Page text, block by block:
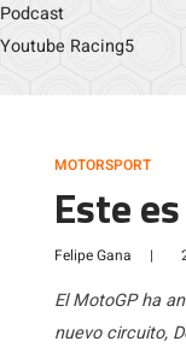
Podcast
Youtube Racing5
MOTORSPORT
Este
Felipe Gana |
El MotoGP ha
nuevo circuito,